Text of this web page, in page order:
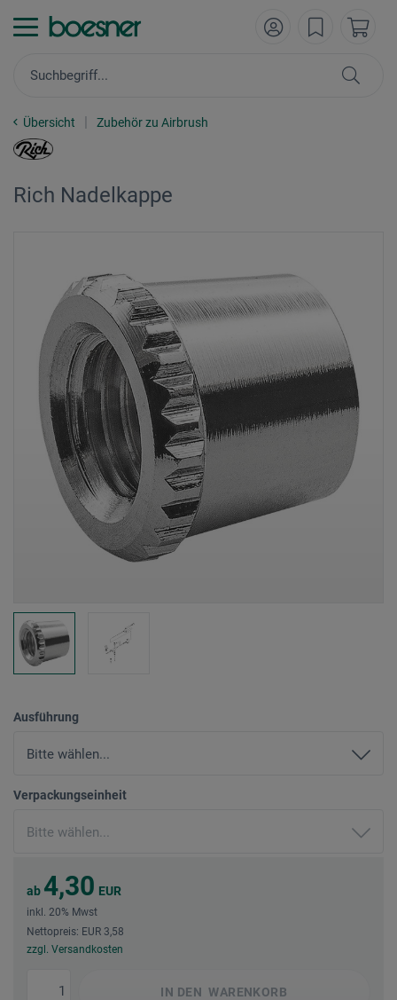
Übersicht Zubehör zu Airbrush
Rich Nadelkappe
Ausführung
Verpackungseinheit
ab 4,30 EUR
inkl. 20% Mwst
Nettopreis: EUR 3,58
zzgl. Versandkosten
IN DEN WARENKORB